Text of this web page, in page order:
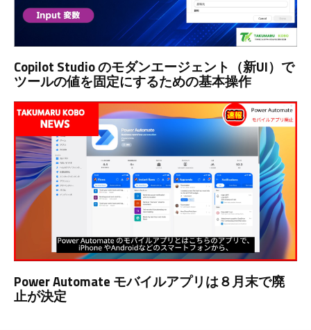
Copilot Studio のモダンエージェント（新UI）で
ツールの値を固定にするための基本操作
Power Automate モバイルアプリは８月末で廃
止が決定